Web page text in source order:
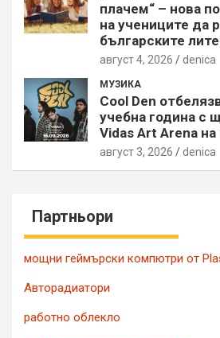
плачем“ – нова
на учениците да
българските
август 4, 2026 denica
МУЗИКА
Cool Den
учебна година с
Vidas Art Arena
август 3, 2026 denica
Партньори
мощни геймърски компютри от
Авторадиатори
работно облекло